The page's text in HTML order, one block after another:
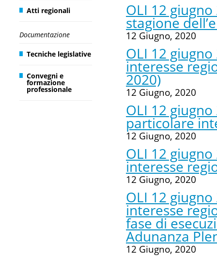
Atti regionali
Documentazione
Tecniche legislative
Convegni e
formazione
professionale
OLI 12
stagione
12 Giugno, 2020
OLI 12
interesse
2020)
12 Giugno, 2020
OLI 12
particolare
12 Giugno, 2020
OLI 12
interesse
12 Giugno, 2020
OLI 12
interesse
fase di
Adunanza
12 Giugno, 2020